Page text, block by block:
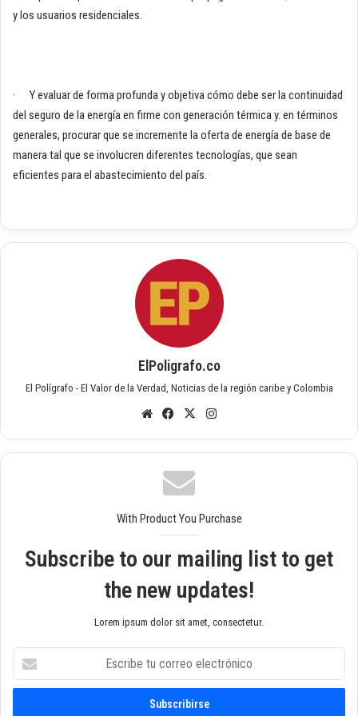
y los usuarios residenciales.
· Y evaluar de forma profunda y objetiva cómo debe ser la continuidad
del seguro de la energía en firme con generación térmica y. en términos
generales, procurar que se incremente la oferta de energía de base de
manera tal que se involucren diferentes tecnologías, que sean
eficientes para el abastecimiento del país.
ElPoligrafo.co
El Polígrafo - El Valor de la Verdad, Noticias de la región caribe y Colombia
Siti
we
b
Fac
ok
X
am
With Product You Purchase
Subscribe to our mailing list to get
the new updates!
Lorem ipsum dolor sit amet, consectetur.
c